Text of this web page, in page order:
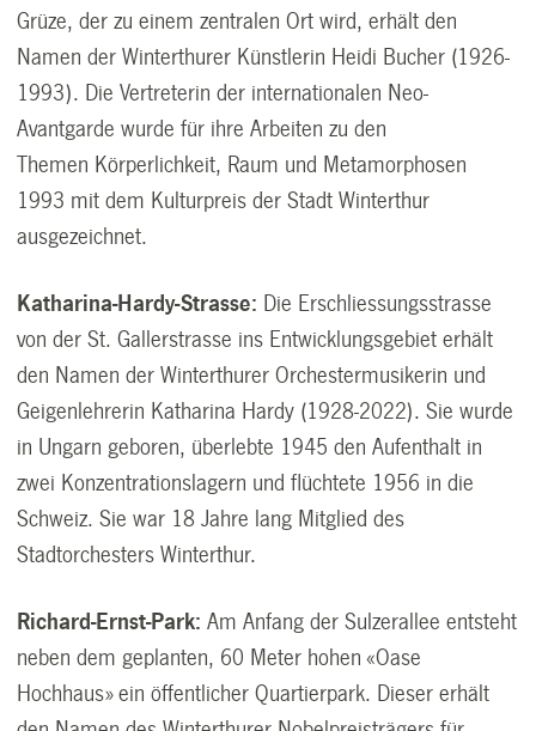
Grüze, der zu einem zentralen Ort wird, erhält den
Namen der Winterthurer Künstlerin Heidi Bucher (1926-
1993). Die Vertreterin der internationalen Neo-
Avantgarde wurde für ihre Arbeiten zu den
Themen Körperlichkeit, Raum und Metamorphosen
1993 mit dem Kulturpreis der Stadt Winterthur
ausgezeichnet.
Katharina-Hardy-Strasse: Die Erschliessungsstrasse
von der St. Gallerstrasse ins Entwicklungsgebiet erhält
den Namen der Winterthurer Orchestermusikerin und
Geigenlehrerin Katharina Hardy (1928-2022). Sie wurde
in Ungarn geboren, überlebte 1945 den Aufenthalt in
zwei Konzentrationslagern und flüchtete 1956 in die
Schweiz. Sie war 18 Jahre lang Mitglied des
Stadtorchesters Winterthur.
Richard-Ernst-Park: Am Anfang der Sulzerallee entsteht
neben dem geplanten, 60 Meter hohen «Oase
Hochhaus» ein öffentlicher Quartierpark. Dieser erhält